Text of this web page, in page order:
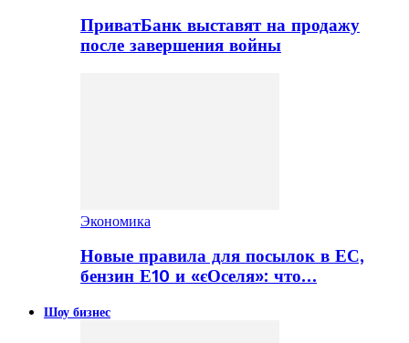
ПриватБанк выставят на продажу
после завершения войны
Экономика
Новые правила для посылок в ЕС,
бензин Е10 и «єОселя»: что…
Шоу бизнес